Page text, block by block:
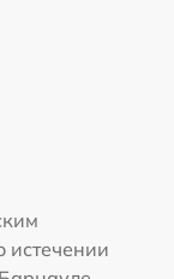
истечении